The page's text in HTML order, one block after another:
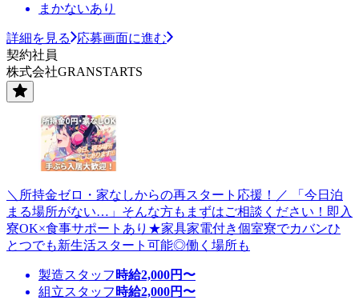
まかないあり
詳細を見る
応募画面に進む
契約社員
株式会社GRANSTARTS
＼所持金ゼロ・家なしからの再スタート応援！／ 「今日泊
まる場所がない…」そんな方もまずはご相談ください！即入
寮OK×食事サポートあり★家具家電付き個室寮でカバンひ
とつでも新生活スタート可能◎働く場所も
製造スタッフ 時給2,000円〜
組立スタッフ 時給2,000円〜